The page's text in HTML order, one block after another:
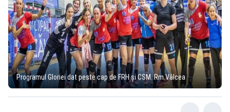
Programul Gloriei dat peste cap de FRH și CSM. Rm.Vâlcea